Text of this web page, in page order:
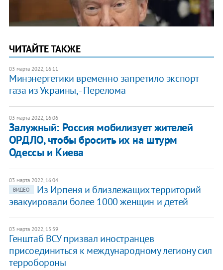
ЧИТАЙТЕ ТАКЖЕ
03 марта 2022, 16:11
Минэнергетики временно запретило экспорт
газа из Украины, - Перелома
03 марта 2022, 16:06
Залужный: Россия мобилизует жителей
ОРДЛО, чтобы бросить их на штурм
Одессы и Киева
03 марта 2022, 16:04
ВИДЕО
Из Ирпеня и близлежащих территорий
эвакуировали более 1000 женщин и детей
03 марта 2022, 15:59
Генштаб ВСУ призвал иностранцев
присоединиться к международному легиону сил
терробороны